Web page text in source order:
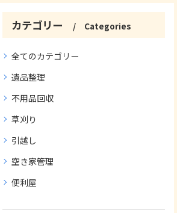
カテゴリー Categories
全てのカテゴリー
遺品整理
不用品回収
草刈り
引越し
空き家管理
便利屋